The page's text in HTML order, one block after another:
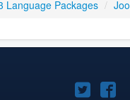
Language Packages /
Joomla!